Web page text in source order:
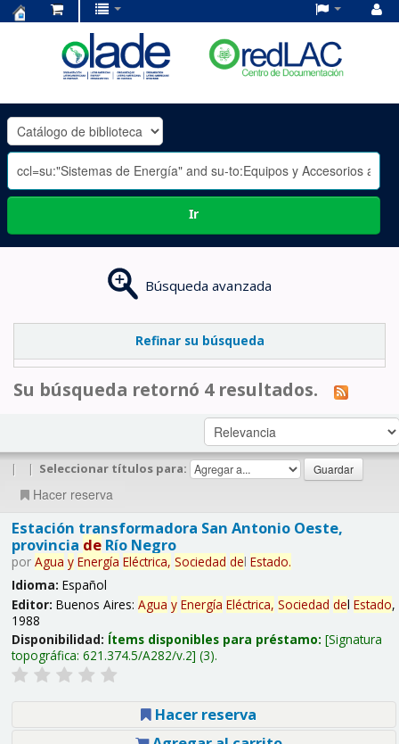
OLADE
-
Ir
Búsqueda avanzada
Refinar su búsqueda
Su búsqueda retornó 4 resultados.
| | Seleccionar títulos para:
Hacer reserva
Estación transformadora San Antonio Oeste,
provincia deRío Negro
por Agua y Energía Eléctrica, Sociedad del Estado.
Idioma: Español
Editor: Buenos Aires: Agua y Energía Eléctrica, Sociedad del Estado,
1988
Disponibilidad: Ítems disponibles para préstamo: Signatura
topográfica: 621.374.5/A282/v.2 (3).
Hacer reserva